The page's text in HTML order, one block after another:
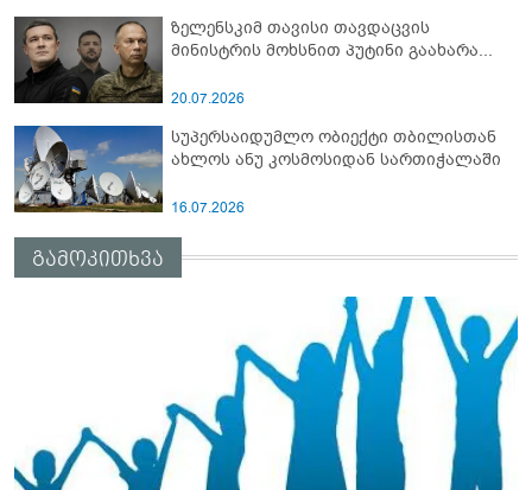
ზელენსკიმ თავისი თავდაცვის
მინისტრის მოხსნით პუტინი გაახარა...
20.07.2026
სუპერსაიდუმლო ობიექტი თბილისთან
ახლოს ანუ კოსმოსიდან სართიჭალაში
16.07.2026
გამოკითხვა